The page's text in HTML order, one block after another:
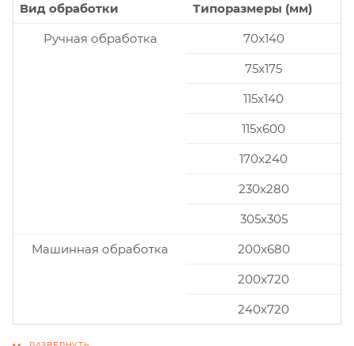
Вид обработки
Типоразмеры (мм)
Ручная обработка
70x140
75x175
115x140
115x600
170x240
230x280
305x305
Машинная обработка
200х680
200х720
240х720